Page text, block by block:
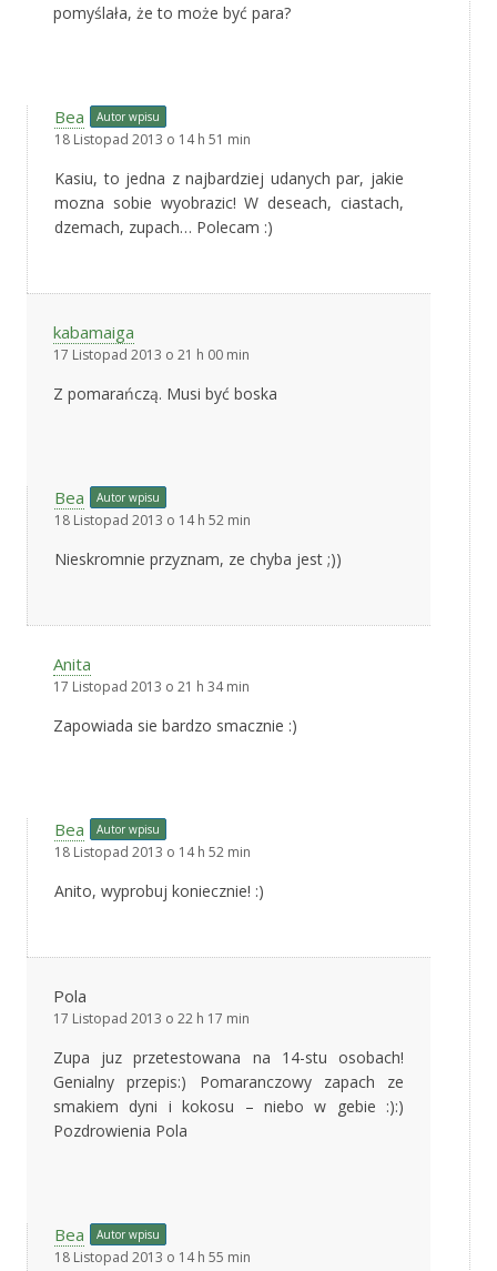
pomyślała, że to może być para?
Bea Autor wpisu
18 Listopad 2013 o 14 h 51 min
Kasiu, to jedna z najbardziej udanych par, jakie
mozna sobie wyobrazic! W deseach, ciastach,
dzemach, zupach… Polecam :)
kabamaiga
17 Listopad 2013 o 21 h 00 min
Z pomarańczą. Musi być boska
Bea Autor wpisu
18 Listopad 2013 o 14 h 52 min
Nieskromnie przyznam, ze chyba jest ;))
Anita
17 Listopad 2013 o 21 h 34 min
Zapowiada sie bardzo smacznie :)
Bea Autor wpisu
18 Listopad 2013 o 14 h 52 min
Anito, wyprobuj koniecznie! :)
Pola
17 Listopad 2013 o 22 h 17 min
Zupa juz przetestowana na 14-stu osobach!
Genialny przepis:) Pomaranczowy zapach ze
smakiem dyni i kokosu – niebo w gebie :):)
Pozdrowienia Pola
Bea Autor wpisu
18 Listopad 2013 o 14 h 55 min